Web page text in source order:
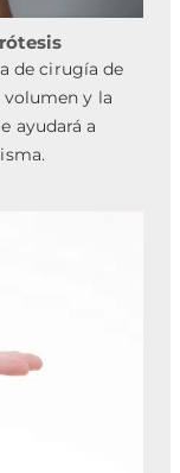
de cirugía de
volumen y la
ayudará a